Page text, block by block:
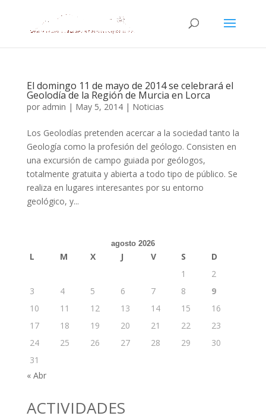
El domingo 11 de mayo de 2014 se celebrará el
Geolodía de la Región de Murcia en Lorca
por admin | May 5, 2014| Noticias
Los Geolodías pretenden acercar a la sociedad tanto la
Geología como la profesión del geólogo. Consisten en
una excursión de campo guiada por geólogos,
totalmente gratuita y abierta a todo tipo de público. Se
realiza en lugares interesantes por su entorno
geológico, y...
agosto 2026
L M X J V S
D
1
2
3
4 5 6 7 8
9
10
11 12 13 14 15
16
17
18 19 20 21 22
23
24
25 26 27 28 29
30
31
« Abr
ACTIVIDADES